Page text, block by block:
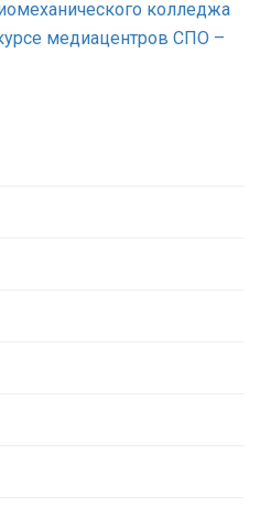
колледжа
медиацентров СПО –